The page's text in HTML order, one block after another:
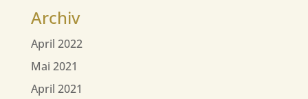
Archiv
April 2022
Mai 2021
April 2021